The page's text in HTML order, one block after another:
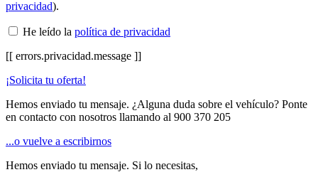
privacidad).
He leído la política de privacidad
[[ errors.privacidad.message ]]
¡Solicita tu oferta!
Hemos enviado tu mensaje. ¿Alguna duda sobre el vehículo? Ponte
en contacto con nosotros llamando al 900 370 205
...o vuelve a escribirnos
Hemos enviado tu mensaje. Si lo necesitas,